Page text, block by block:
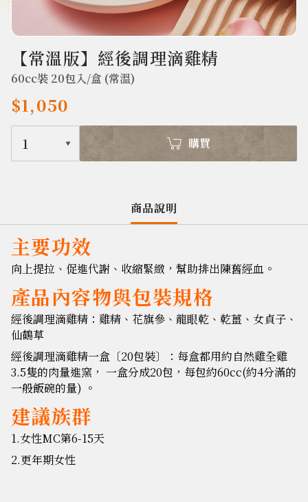
【常溫版】經後調理滴雞精
60cc裝 20包入/盒 (常溫)
$1,050
1 購買
商品說明
主要功效
向上提拉、促進代謝、收縮緊緻，幫助排出陳舊經血 。
產品內容物與包裝規格
經後調理滴雞精：雞精、花旗參、龍眼乾、乾薑、女貞子、
仙鶴草
經後調理滴雞精一盒〔20包裝〕：每盒都用約自然雞全雞
3.5隻的肉量進窯， 一盒分成20包，每包約60cc(約4分滿的
一般飯碗的量) 。
建議族群
1.女性MC第6-15天
2.更年期女性